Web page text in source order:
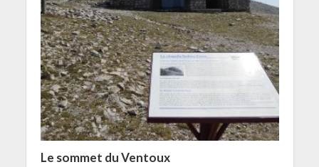
Le sommet du Ventoux